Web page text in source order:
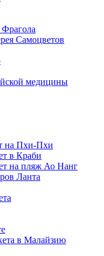
Самоцветов
медицины
на Пхи-Пхи
в Краби
на пляж Ао Нанг
Ланта
в Малайзию